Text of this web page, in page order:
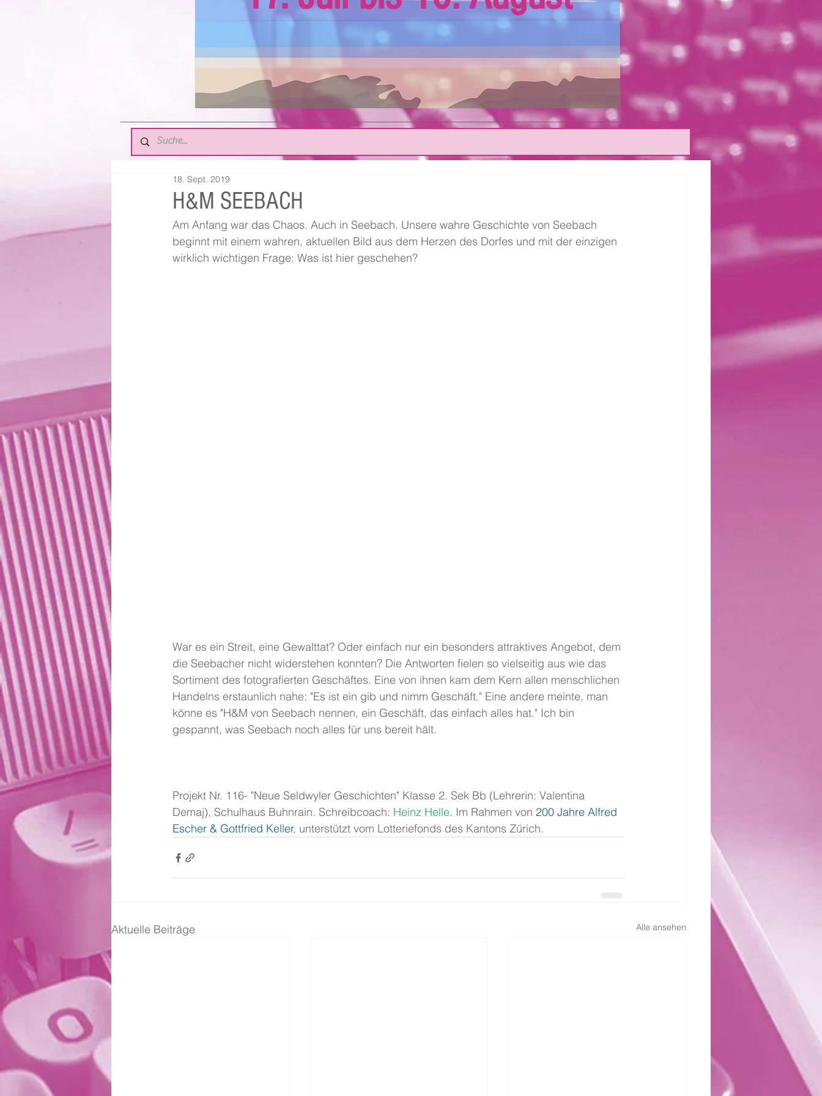
H&M SEEBACH
18. Sept. 2019
Am Anfang war das Chaos. Auch in Seebach. Unsere wahre Geschichte von Seebach
beginnt mit einem wahren, aktuellen Bild aus dem Herzen des Dorfes und mit der einzigen
wirklich wichtigen Frage: Was ist hier geschehen?
War es ein Streit, eine Gewalttat? Oder einfach nur ein besonders attraktives Angebot, dem
die Seebacher nicht widerstehen konnten? Die Antworten fielen so vielseitig aus wie das
Sortiment des fotografierten Geschäftes. Eine von ihnen kam dem Kern allen menschlichen
Handelns erstaunlich nahe: "Es ist ein gib und nimm Geschäft." Eine andere meinte, man
könne es "H&M von Seebach nennen, ein Geschäft, das einfach alles hat." Ich bin
gespannt, was Seebach noch alles für uns bereit hält.
Projekt Nr. 116- "Neue Seldwyler Geschichten" Klasse 2. Sek Bb (Lehrerin: Valentina
Demaj), Schulhaus Buhnrain. Schreibcoach: Heinz Helle. Im Rahmen von 200 Jahre Alfred
Escher & Gottfried Keller, unterstützt vom Lotteriefonds des Kantons Zürich.
Aktuelle Beiträge Alle ansehen